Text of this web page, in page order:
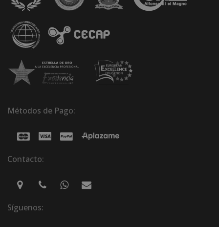
Métodos de Pago:
Contacto:
Síguenos: